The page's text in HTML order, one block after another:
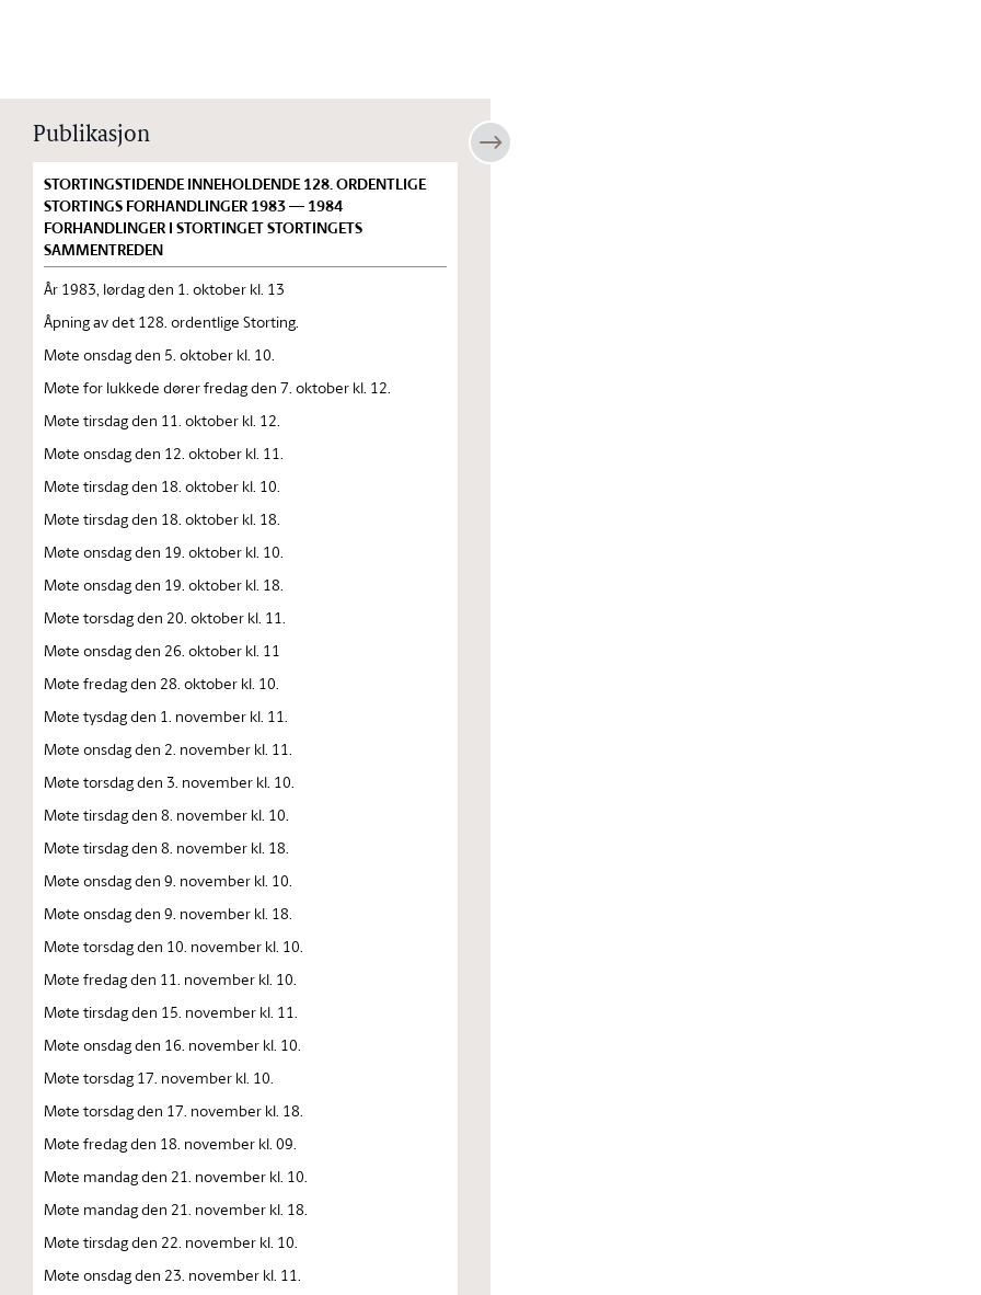
Publikasjon
STORTINGSTIDENDE INNEHOLDENDE 128. ORDENTLIGE
STORTINGS FORHANDLINGER 1983 — 1984
FORHANDLINGER I STORTINGET STORTINGETS
SAMMENTREDEN
År 1983, lørdag den 1. oktober kl. 13
Åpning av det 128. ordentlige Storting.
Møte onsdag den 5. oktober kl. 10.
Møte for lukkede dører fredag den 7. oktober kl. 12.
Møte tirsdag den 11. oktober kl. 12.
Møte onsdag den 12. oktober kl. 11.
Møte tirsdag den 18. oktober kl. 10.
Møte tirsdag den 18. oktober kl. 18.
Møte onsdag den 19. oktober kl. 10.
Møte onsdag den 19. oktober kl. 18.
Møte torsdag den 20. oktober kl. 11.
Møte onsdag den 26. oktober kl. 11
Møte fredag den 28. oktober kl. 10.
Møte tysdag den 1. november kl. 11.
Møte onsdag den 2. november kl. 11.
Møte torsdag den 3. november kl. 10.
Møte tirsdag den 8. november kl. 10.
Møte tirsdag den 8. november kl. 18.
Møte onsdag den 9. november kl. 10.
Møte onsdag den 9. november kl. 18.
Møte torsdag den 10. november kl. 10.
Møte fredag den 11. november kl. 10.
Møte tirsdag den 15. november kl. 11.
Møte onsdag den 16. november kl. 10.
Møte torsdag 17. november kl. 10.
Møte torsdag den 17. november kl. 18.
Møte fredag den 18. november kl. 09.
Møte mandag den 21. november kl. 10.
Møte mandag den 21. november kl. 18.
Møte tirsdag den 22. november kl. 10.
Møte onsdag den 23. november kl. 11.